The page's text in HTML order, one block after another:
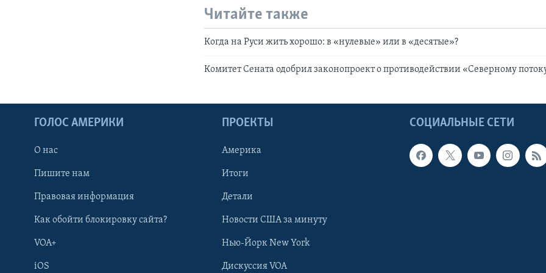
Читайте также
Когда на Руси жить хорошо: в «нулевые» или в «десятые»?
Комитет Сената одобрил законопроект о противодействии «Северному
СОЦИАЛЬНЫЕ СЕТИ
ГОЛОС АМЕРИКИ
О нас
Пишите нам
Правовая информация
Как обойти блокировку сайта?
VOA+
iOS
ПРОЕКТЫ
Америка
Итоги
Детали
Новости США за минуту
Нью-Йорк New York
Дискуссия VOA